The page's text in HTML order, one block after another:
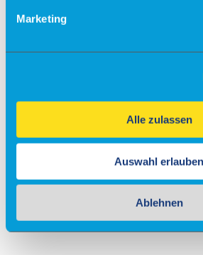
Marketing
Alle zulassen
Auswahl erlauben
Ablehnen